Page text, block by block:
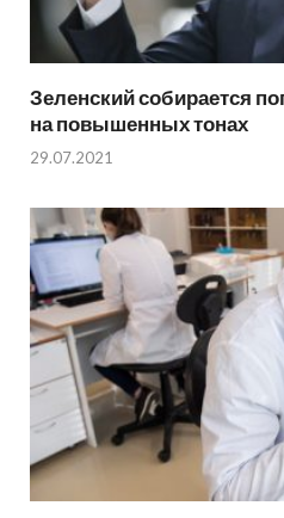
Зеленский собирается
на повышенных тонах
29.07.2021